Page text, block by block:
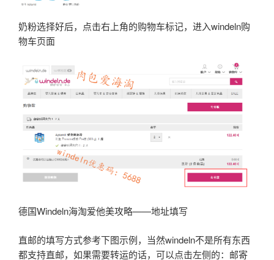
奶粉选择好后，点击右上角的购物车标记，进入windeln购
物车页面
德国Windeln海淘爱他美攻略——地址填写
直邮的填写方式参考下图示例，当然windeln不是所有东西
都支持直邮，如果需要转运的话，可以点击左侧的：邮寄